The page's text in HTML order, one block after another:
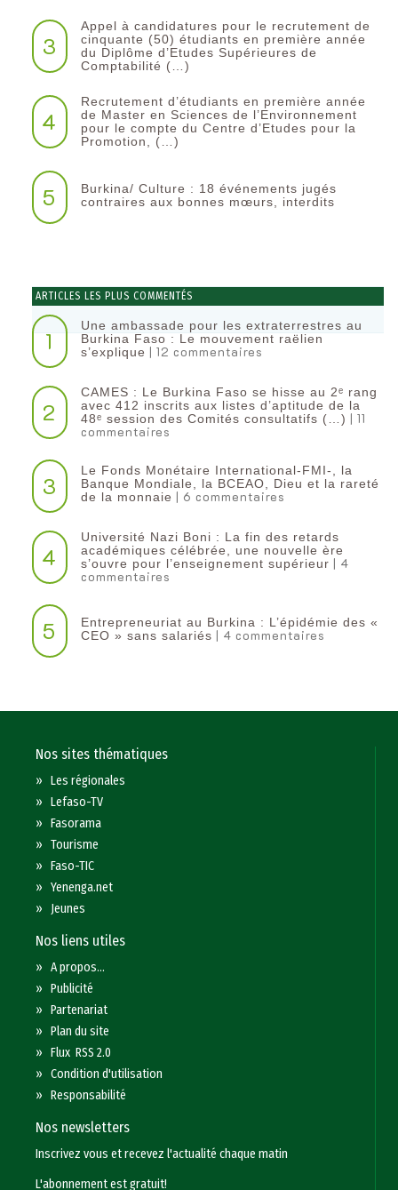
3
Appel à candidatures pour le recrutement de
cinquante (50) étudiants en première année
du Diplôme d’Etudes Supérieures de
Comptabilité (…)
4
Recrutement d’étudiants en première année
de Master en Sciences de l’Environnement
pour le compte du Centre d’Etudes pour la
Promotion, (…)
5
Burkina/ Culture : 18 événements jugés
contraires aux bonnes mœurs, interdits
ARTICLES LES PLUS COMMENTÉS
1
Une ambassade pour les extraterrestres au
Burkina Faso : Le mouvement raëlien
s’explique | 12 commentaires
2
CAMES : Le Burkina Faso se hisse au 2ᵉ rang
avec 412 inscrits aux listes d’aptitude de la
48ᵉ session des Comités consultatifs (…) | 11
commentaires
3
Le Fonds Monétaire International-FMI-, la
Banque Mondiale, la BCEAO, Dieu et la rareté
de la monnaie | 6 commentaires
4
Université Nazi Boni : La fin des retards
académiques célébrée, une nouvelle ère
s’ouvre pour l’enseignement supérieur | 4
commentaires
5
Entrepreneuriat au Burkina : L’épidémie des «
CEO » sans salariés | 4 commentaires
Nos sites thématiques
»Les régionales
»Lefaso-TV
»Fasorama
»Tourisme
»Faso-TIC
»Yenenga.net
» Jeunes
Nos liens utiles
»A propos...
»Publicité
»Partenariat
»Plan du site
»Flux RSS 2.0
»Condition d'utilisation
»Responsabilité
Nos newsletters
Inscrivez vous et recevez l'actualité chaque matin
L'abonnement est gratuit!